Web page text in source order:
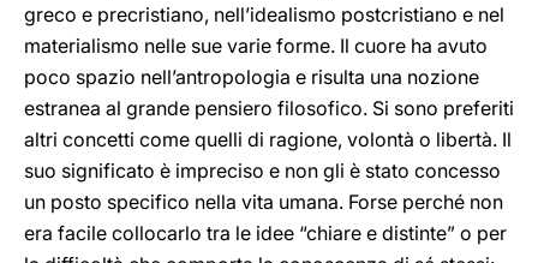
greco e precristiano, nell’idealismo postcristiano e nel
materialismo nelle sue varie forme. Il cuore ha avuto
poco spazio nell’antropologia e risulta una nozione
estranea al grande pensiero filosofico. Si sono preferiti
altri concetti come quelli di ragione, volontà o libertà. Il
suo significato è impreciso e non gli è stato concesso
un posto specifico nella vita umana. Forse perché non
era facile collocarlo tra le idee “chiare e distinte” o per